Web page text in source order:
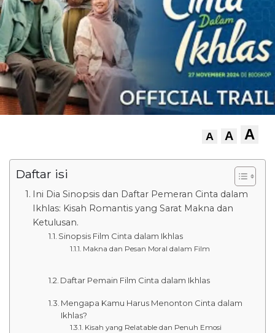
A A A
Daftar isi
Ini Dia Sinopsis dan Daftar Pemeran Cinta dalam
Ikhlas: Kisah Romantis yang Sarat Makna dan
Ketulusan.
Sinopsis Film Cinta dalam Ikhlas
Makna dan Pesan Moral dalam Film
Daftar Pemain Film Cinta dalam Ikhlas
Mengapa Kamu Harus Menonton Cinta dalam
Ikhlas?
Kisah yang Relatable dan Penuh Emosi